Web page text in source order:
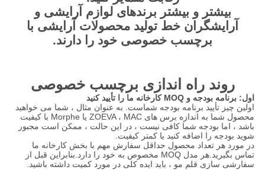
بیشتر و بیشتر برندهای لوازم آرایشی و
آرایشگران خط تولید محصولات آرایشی با
برچسب خصوصی خود را دارند.
روند راه اندازی برچسب خصوصی
اول: برنامه بودجه و MOQ کارخانه ما را تأیید کنید
اولین چیز تأیید برنامه بودجه شماست. به عنوان مثال ، شما می خواهید
محصول شما به اندازه برس های ZOEVA ، MAC یا Morphe با کیفیت
باشد ، اما بودجه شما کافی نیست ، در این حالت ، ممکن است مجبور
شوید بودجه را اضافه کنید یا کمتر کیفیت.
در مورد هر تعداد محصول حداقل سفارش مهم با بخش کارخانه ما
تماس بگیرید.هر مدل MOQ مخصوص به خود را دارد.بنابراین قبل از
سفارشی سازی قلم مو ، باید ایده کلی در مورد کمیت داشته باشید.